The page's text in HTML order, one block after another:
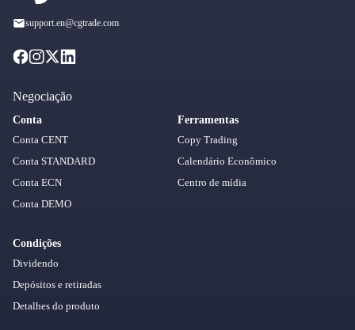
support.en@cgtrade.com
Negociação
Conta
Conta CENT
Conta STANDARD
Conta ECN
Conta DEMO
Condições
Dividendo
Depósitos e retiradas
Detalhes do produto
Ferramentas
Copy Trading
Calendário Econômico
Centro de mídia